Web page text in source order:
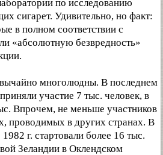
по исследованию
сигарет. Удивительно, но факт:
в полном соответствии с
«абсолютную безвредность»
многолюдны. В последнем
участие 7 тыс. человек, в
Впрочем, не меньше участников
проводимых в других странах. В
г. стартовали более 16 тыс.
Зеландии в Оклендском